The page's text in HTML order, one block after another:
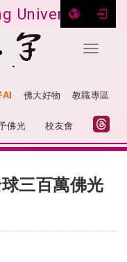
University
Toggle
佛大好物 教職專區
佛光 校友會
三百萬佛光